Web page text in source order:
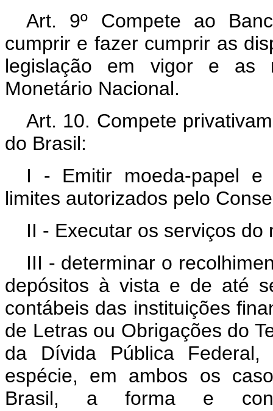
Art. 9º Compete ao
cumprir e fazer cumprir as
legislação em vigor e as
Monetário Nacional.
Art. 10. Compete
do Brasil:
I - Emitir moeda-papel e
limites autorizados pelo
II - Executar os serviços do
III - determinar o
depósitos à vista e de até
contábeis das instituições
de Letras ou Obrigações do
da Dívida Pública
espécie, em ambos os
Brasil, a forma e